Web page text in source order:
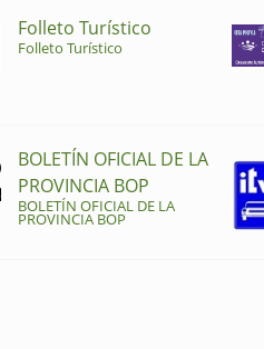
Folleto Turístico
Folleto Turístico
BOLETÍN OFICIAL DE LA
PROVINCIA BOP
BOLETÍN OFICIAL DE LA
PROVINCIA BOP